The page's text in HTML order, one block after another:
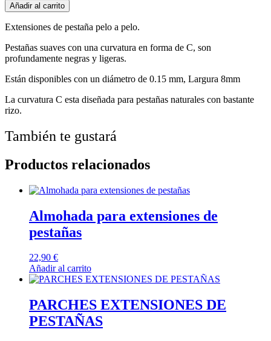
Añadir al carrito
Extensiones de pestaña pelo a pelo.
Pestañas suaves con una curvatura en forma de C, son
profundamente negras y ligeras.
Están disponibles con un diámetro de 0.15 mm, Largura 8mm
La curvatura C esta diseñada para pestañas naturales con bastante
rizo.
También te gustará
Productos relacionados
Almohada para extensiones de
pestañas
22,90 €
Añadir al carrito
PARCHES EXTENSIONES DE
PESTAÑAS